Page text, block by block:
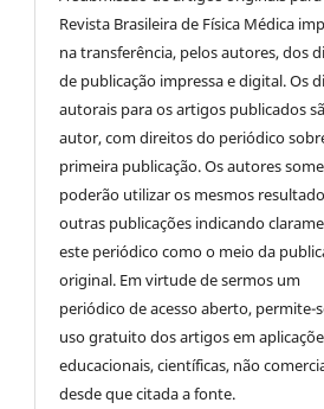
Revista Brasileira de Física Médica
na transferência, pelos autores, dos
de publicação impressa e digital. Os
autorais para os artigos publicados
autor, com direitos do periódico
primeira publicação. Os autores
poderão utilizar os mesmos
outras publicações indicando
este periódico como o meio da
original. Em virtude de sermos um
periódico de acesso aberto, permite-
uso gratuito dos artigos em
educacionais, científicas, não
desde que citada a fonte.